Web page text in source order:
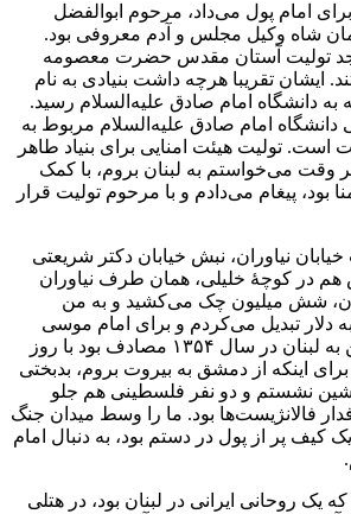
امام پول می‌داد، مرحوم ابوالفضل
شاه وکیل مجلس و آدم معروفی بود.
جد تولیت آستان مقدس حضرت معصومه
ایشان تقریبا هرچه داشت بنیادی به نام
به دانشگاه امام صادق علیه‌السلام رسید.
دانشگاه امام صادق علیه‌السلام مربوط به
است. تولیت هیئت امنایی برای بنیاد طاهر
می‌خواستم به لبنان بروم، با کمک
بود، پیغام می‌دادم و با مرحوم تولیت قرار
نیاوران، نبش خیابان دکتر شریعتی
در کوچۀ خلیلی، همان طرف نیاوران
شش میلیون چک می‌کشید و به من
دلار تبدیل می‌کردم و برای امام موسی
صدر می‌بردم. سفر من به لبنان در سال ۱۳۵۴ مصادف بود با روز
اینکه از دمشق به بیروت بروم، بدبختی
نشستم و دو نفر فلسطینی هم جلو
فالانژیست‌ها بود. ما را وسط میدان جنگ
کیف پر از پول در دستم بود، به دنبال امام
یک روحانی ایرانی در لبنان بود، در هتلی